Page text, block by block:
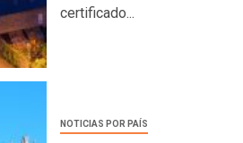
certificado...
NOTICIAS POR PAÍS